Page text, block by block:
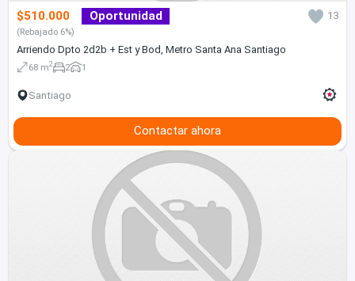
$510.000 Oportunidad 13
(Rebajado 6%)
Arriendo Dpto 2d2b + Est y Bod, Metro Santa Ana Santiago
68 m2 2 1
Santiago
Contactar ahora